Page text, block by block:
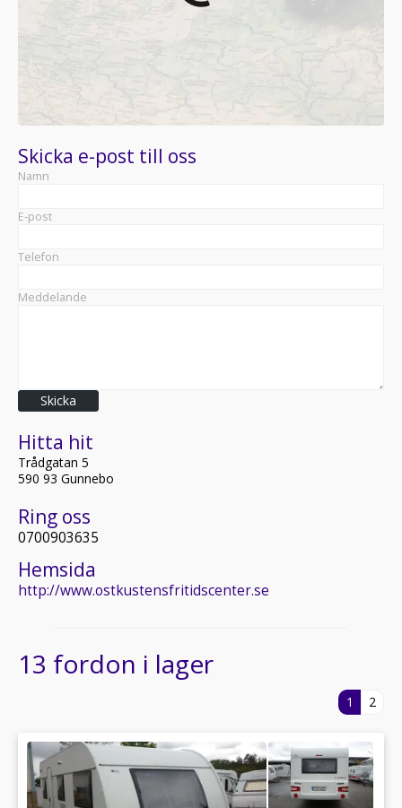
Skicka e-post till oss
Namn
E-post
Telefon
Meddelande
Skicka
Hitta hit
Trådgatan 5
590 93 Gunnebo
Ring oss
0700903635
Hemsida
http://www.ostkustensfritidscenter.se
13 fordon i lager
1 2